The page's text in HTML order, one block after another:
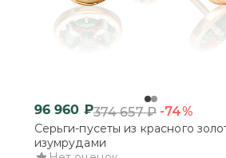
96 960 ₽374 657₽ -74%
Серьги-пусеты из красного
изумрудами